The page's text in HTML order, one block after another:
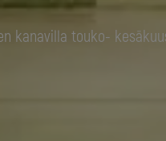
kanavilla touko-